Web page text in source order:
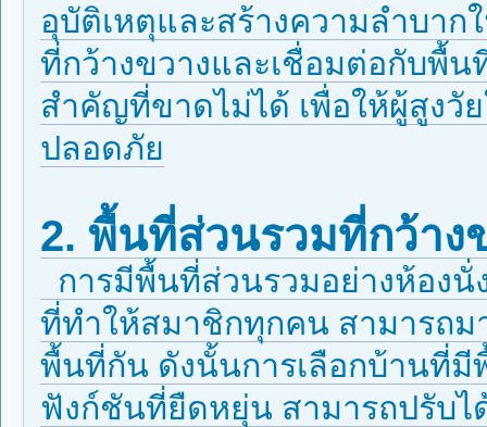
อุบัติเหตุและสร้างความลำบา
ที่กว้างขวางและเชื่อมต่อกับพื้
สำคัญที่ขาดไม่ได้ เพื่อให้ผู้สูงวั
ปลอดภัย
2. พื้นที่ส่วนรวมที่กว้า
การมีพื้นที่ส่วนรวมอย่างห้องนั่
ที่ทำให้สมาชิกทุกคน สามารถม
พื้นที่กัน ดังนั้นการเลือกบ้านที่
ฟังก์ชันที่ยืดหยุ่น สามารถปรับ